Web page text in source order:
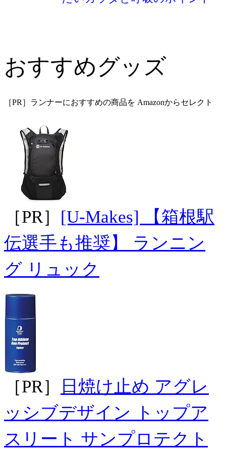
おすすめグッズ
［PR］ランナーにおすすめの商品を Amazonからセレクト
［PR］ [U-Makes] 【箱根駅
伝選手も推奨】 ランニン
グ リュック
［PR］
日焼け止め アグレ
ッシブデザイン トップア
スリート サンプロテクト